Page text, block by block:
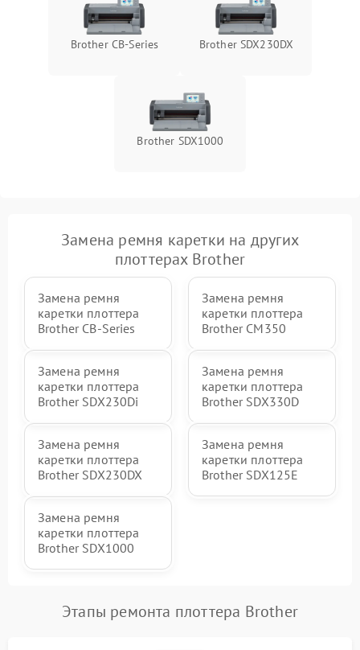
Brother CB-Series Brother SDX230DX
Brother SDX1000
Замена ремня каретки на других
плоттерах Brother
Замена ремня
каретки плоттера
Brother CB-Series
Замена ремня
каретки плоттера
Brother CM350
Замена ремня
каретки плоттера
Brother SDX230Di
Замена ремня
каретки плоттера
Brother SDX330D
Замена ремня
каретки плоттера
Brother SDX230DX
Замена ремня
каретки плоттера
Brother SDX125E
Замена ремня
каретки плоттера
Brother SDX1000
Этапы ремонта плоттера Brother